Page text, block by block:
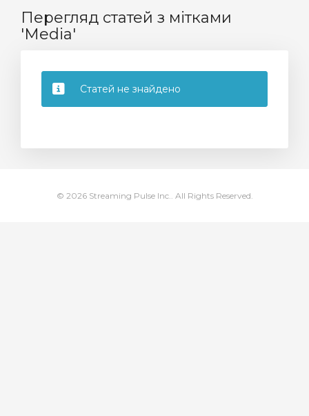
Перегляд статей з мітками
'Media'
Статей не знайдено
© 2026 Streaming Pulse Inc.. All Rights Reserved.